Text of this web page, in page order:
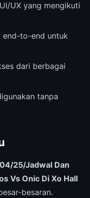
UX yang mengikuti
to-end untuk
dari berbagai
tanpa
25/Jadwal Dan
Vs Onic Di Xo Hall
besaran.